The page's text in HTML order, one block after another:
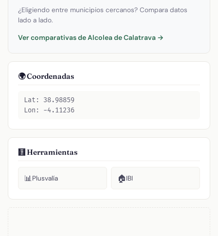
¿Eligiendo entre municipios cercanos? Compara datos
lado a lado.
Ver comparativas de Alcolea de Calatrava →
🌍 Coordenadas
Lat: 38.98859
Lon: -4.11236
🧮 Herramientas
📊Plusvalía 🏠IBI